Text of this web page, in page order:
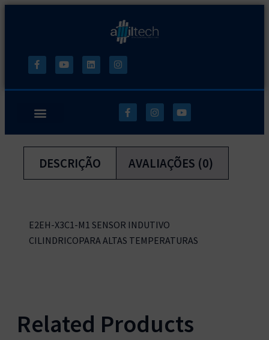
DESCRIÇÃO AVALIAÇÕES (0)
E2EH-X3C1-M1 SENSOR INDUTIVO
CILINDRICOPARA ALTAS TEMPERATURAS
Related Products